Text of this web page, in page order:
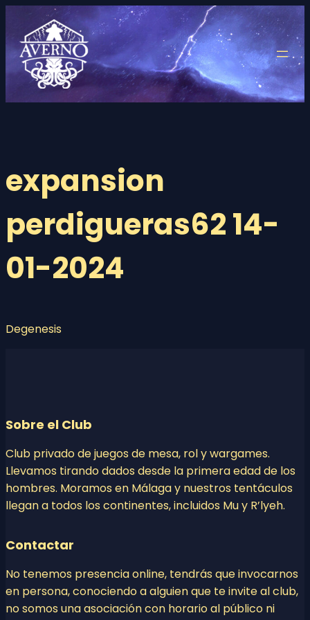
contenido
expansion
perdigueras62 14-
01-2024
Degenesis
Sobre el Club
Club privado de juegos de mesa, rol y wargames.
Llevamos tirando dados desde la primera edad de los
hombres. Moramos en Málaga y nuestros tentáculos
llegan a todos los continentes, incluidos Mu y R’lyeh.
Contactar
No tenemos presencia online, tendrás que invocarnos
en persona, conociendo a alguien que te invite al club,
no somos una asociación con horario al público ni